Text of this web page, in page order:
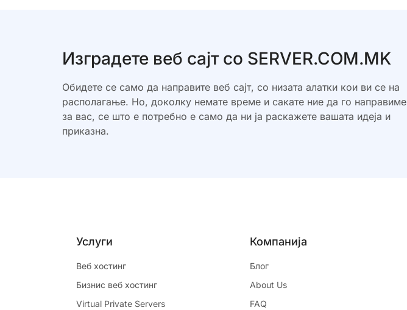
Изградете веб сајт со SERVER.COM.MK
Обидете се само да направите веб сајт, со низата алатки кои ви се на
располагање. Но, доколку немате време и сакате ние да го направиме
за вас, се што е потребно е само да ни ја раскажете вашата идеја и
приказна.
Услуги
Веб хостинг
Бизнис веб хостинг
Virtual Private Servers
Компанија
Блог
About Us
FAQ